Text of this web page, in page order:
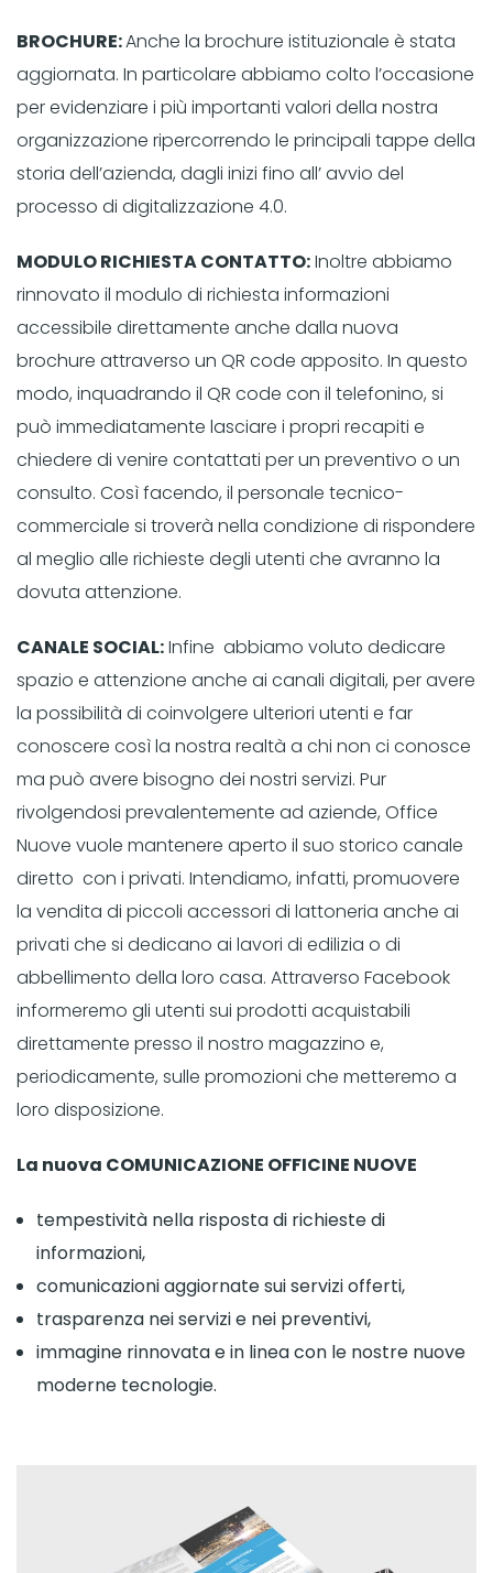
BROCHURE:Anche la brochure istituzionale è stata
aggiornata. In particolare abbiamo colto l’occasione
per evidenziare i più importanti valori della nostra
organizzazione ripercorrendo le principali tappe della
storia dell’azienda, dagli inizi fino all’ avvio del
processo di digitalizzazione 4.0.
MODULO RICHIESTA CONTATTO:Inoltre abbiamo
rinnovato il modulo di richiesta informazioni
accessibile direttamente anche dalla nuova
brochure attraverso un QR code apposito. In questo
modo, inquadrando il QR code con il telefonino, si
può immediatamente lasciare i propri recapiti e
chiedere di venire contattati per un preventivo o un
consulto. Così facendo, il personale tecnico-
commerciale si troverà nella condizione di rispondere
al meglio alle richieste degli utenti che avranno la
dovuta attenzione.
CANALE SOCIAL:Infine abbiamo voluto dedicare
spazio e attenzione anche ai canali digitali, per avere
la possibilità di coinvolgere ulteriori utenti e far
conoscere così la nostra realtà a chi non ci conosce
ma può avere bisogno dei nostri servizi. Pur
rivolgendosi prevalentemente ad aziende, Office
Nuove vuole mantenere aperto il suo storico canale
diretto con i privati. Intendiamo, infatti, promuovere
la vendita di piccoli accessori di lattoneria anche ai
privati che si dedicano ai lavori di edilizia o di
abbellimento della loro casa. Attraverso Facebook
informeremo gli utenti sui prodotti acquistabili
direttamente presso il nostro magazzino e,
periodicamente, sulle promozioni che metteremo a
loro disposizione.
La nuova COMUNICAZIONE OFFICINE NUOVE
tempestività nella risposta di richieste di
informazioni,
comunicazioni aggiornate sui servizi offerti,
trasparenza nei servizi e nei preventivi,
immagine rinnovata e in linea con le nostre nuove
moderne tecnologie.